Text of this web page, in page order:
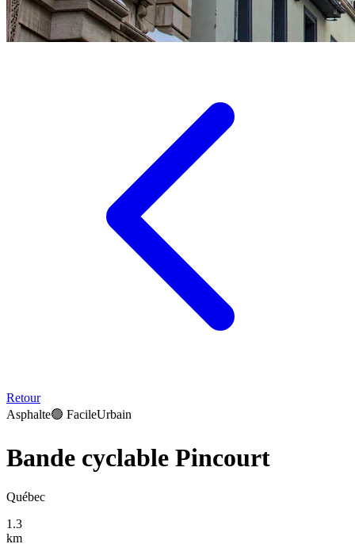
Retour
Asphalte🟢 FacileUrbain
Bande cyclable Pincourt
Québec
1.3
km